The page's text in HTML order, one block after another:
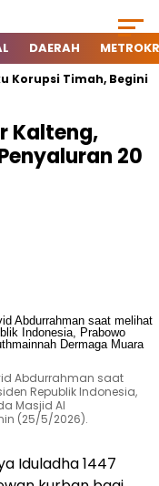
DAERAH
Timah, Begini
Kalteng,
20
Abdurrahman saat
Republik Indonesia,
Masjid Al
(25/5/2026).
Iduladha 1447